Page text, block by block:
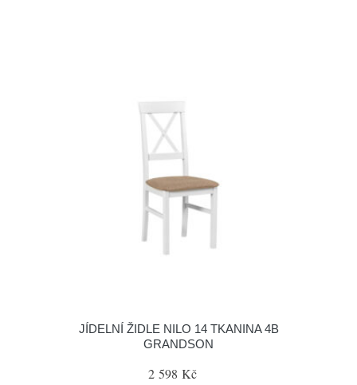
JÍDELNÍ ŽIDLE NILO 14 TKANINA 4B
GRANDSON
2 598 Kč